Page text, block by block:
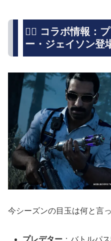
🧟‍♂️ コラボ情報：
ー・ジェイソン登
今シーズンの目玉は何と言
プレデター ：バトルパ